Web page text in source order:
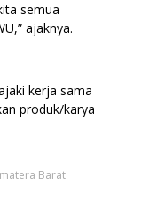
semua
ajaknya.
kerja sama
produk/karya
Barat